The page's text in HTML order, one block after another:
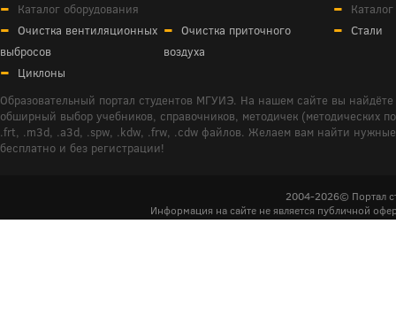
Каталог оборудования
Очистка вентиляционных
выбросов
Очистка приточного
воздуха
Циклоны
Стали
Образовательный портал студентов МГУИЭ. На нашем сайте вы
обширный выбор учебников, справочников, методичек (методических
.frt, .m3d, .a3d, .spw, .kdw, .frw, .cdw файлов. Желаем вам найти
бесплатно и без регистрации!
2004-2026© Портал
Информация на сайте не является публичной